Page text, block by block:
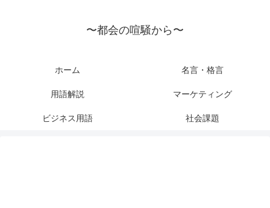
〜都会の喧騒から〜
ホーム 名言・格言
用語解説 マーケティング
ビジネス用語 社会課題